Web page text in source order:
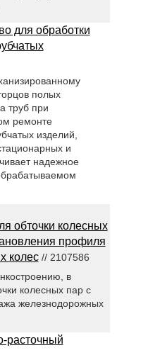
для обработки
полых
труб при
ремонте
изделий,
и
надежное
обточки колесных
профиля
колес// 2107586
в
колесных пар с
железнодорожных
расточный